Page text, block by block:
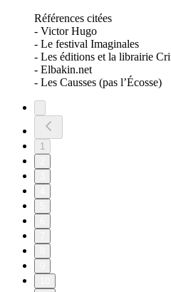
Références citées
- Victor Hugo
- Le festival Imaginales
- Les éditions et la librairie
- Elbakin.net
- Les Causses (pas l’Écosse)
1